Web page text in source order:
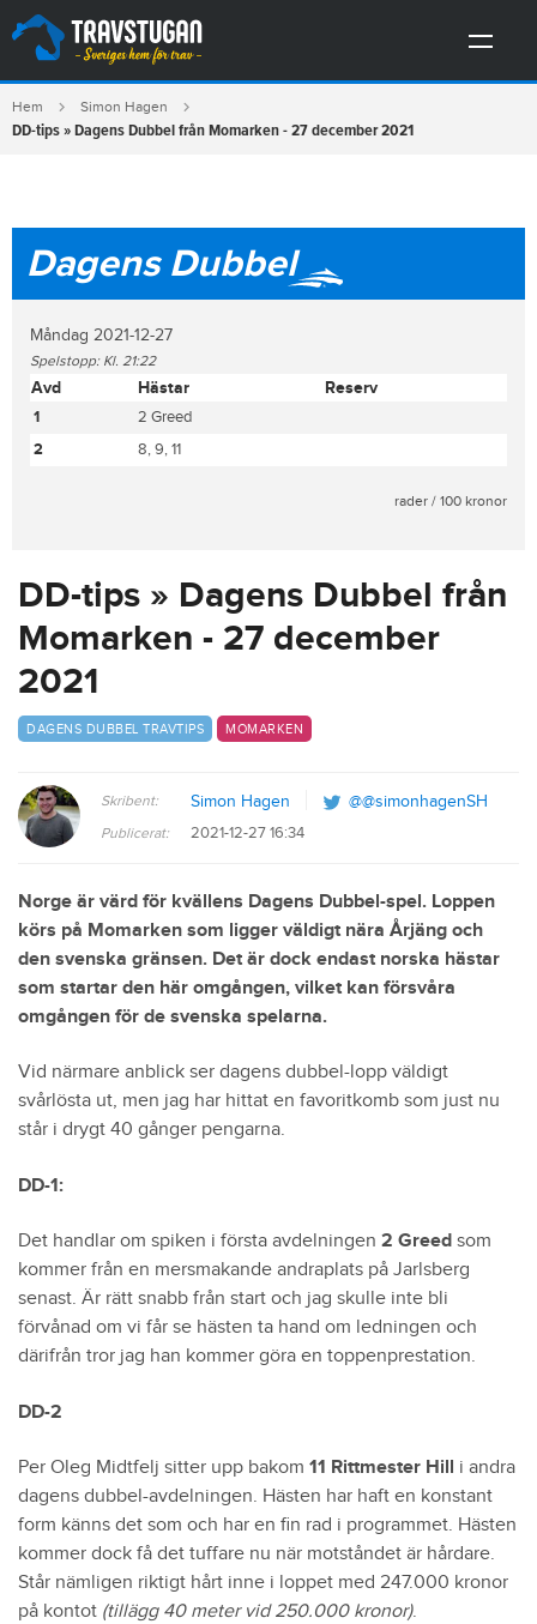
Hem Simon Hagen
DD-tips » Dagens Dubbel från Momarken - 27 december 2021
Dagens Dubbel
Måndag 2021-12-27
Spelstopp: Kl. 21:22
Avd Hästar Reserv
1
2 Greed
2
8, 9, 11
rader / 100 kronor
DD-tips » Dagens Dubbel från
Momarken - 27 december
2021
DAGENS DUBBEL TRAVTIPS MOMARKEN
Skribent: Simon Hagen @@simonhagenSH
Publicerat: 2021-12-27 16:34
Norge är värd för kvällens Dagens Dubbel-spel. Loppen
körs på Momarken som ligger väldigt nära Årjäng och
den svenska gränsen. Det är dock endast norska hästar
som startar den här omgången, vilket kan försvåra
omgången för de svenska spelarna.
Vid närmare anblick ser dagens dubbel-lopp väldigt
svårlösta ut, men jag har hittat en favoritkomb som just nu
står i drygt 40 gånger pengarna.
DD-1:
Det handlar om spiken i första avdelningen 2 Greed som
kommer från en mersmakande andraplats på Jarlsberg
senast. Är rätt snabb från start och jag skulle inte bli
förvånad om vi får se hästen ta hand om ledningen och
därifrån tror jag han kommer göra en toppenprestation.
DD-2
Per Oleg Midtfelj sitter upp bakom 11 Rittmester Hill i andra
dagens dubbel-avdelningen. Hästen har haft en konstant
form känns det som och har en fin rad i programmet. Hästen
kommer dock få det tuffare nu när motståndet är hårdare.
Står nämligen riktigt hårt inne i loppet med 247.000 kronor
på kontot (tillägg 40 meter vid 250.000 kronor).